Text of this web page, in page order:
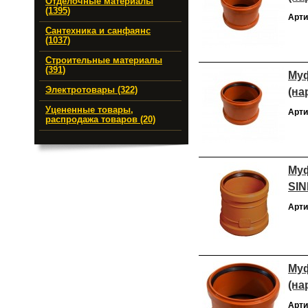
(1395)
Сантехника и санфаянс
(1037)
Строительные материалы
(391)
Электротовары (322)
Уцененные товары,
распродажа товаров (20)